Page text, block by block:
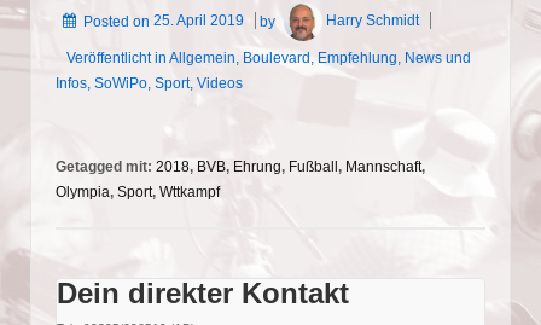
Posted on 25. April 2019 by Harry Schmidt
Veröffentlicht in Allgemein, Boulevard, Empfehlung, News und
Infos, SoWiPo, Sport, Videos
Getagged mit: 2018, BVB, Ehrung, Fußball, Mannschaft,
Olympia, Sport, Wttkampf
Dein direkter Kontakt